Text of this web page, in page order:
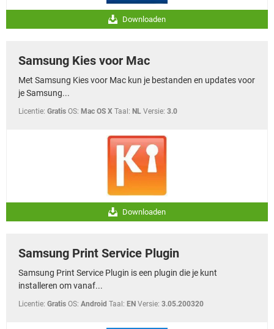
Downloaden
Samsung Kies voor Mac
Met Samsung Kies voor Mac kun je bestanden en updates voor
je Samsung...
Licentie: Gratis OS: Mac OS X Taal: NL Versie: 3.0
Downloaden
Samsung Print Service Plugin
Samsung Print Service Plugin is een plugin die je kunt
installeren om vanaf...
Licentie: Gratis OS: Android Taal: EN Versie: 3.05.200320